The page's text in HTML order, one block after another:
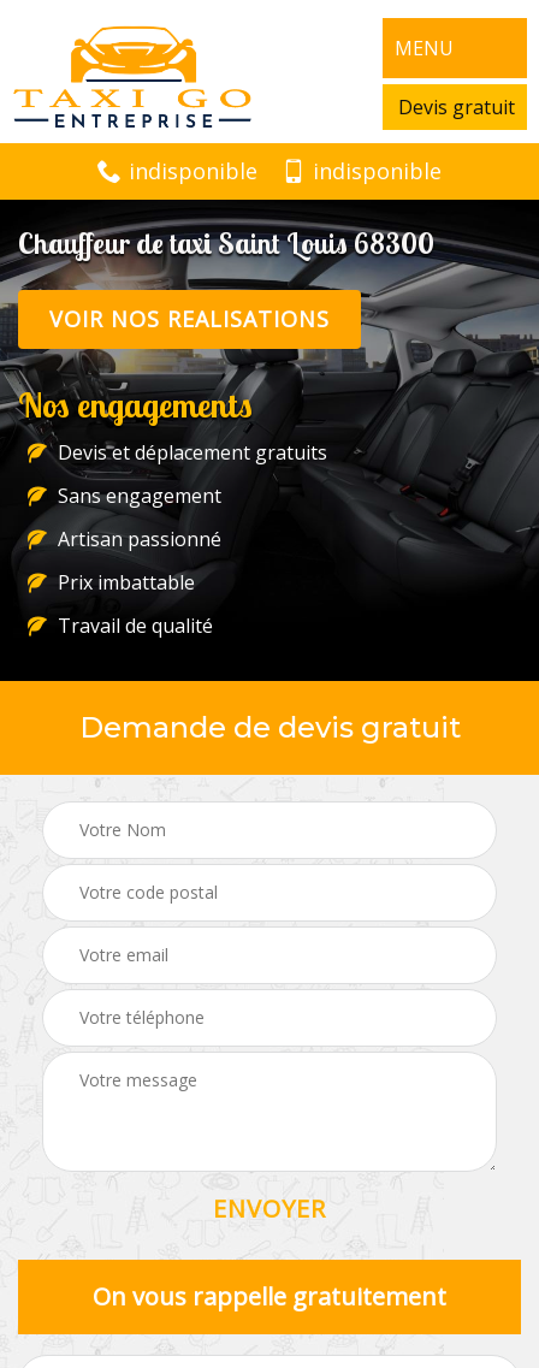
MENU
Devis gratuit
indisponible indisponible
Chauffeur de taxi Saint Louis 68300
VOIR NOS REALISATIONS
Nos engagements
Devis et déplacement gratuits
Sans engagement
Artisan passionné
Prix imbattable
Travail de qualité
Demande de devis gratuit
On vous rappelle gratuitement